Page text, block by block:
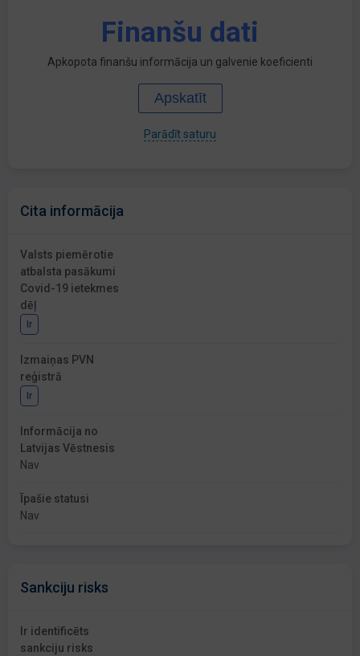
Finanšu dati
Apkopota finanšu informācija un galvenie koeficienti
Apskatīt
Parādīt saturu
Cita informācija
Valsts piemērotie
atbalsta pasākumi
Covid-19 ietekmes
dēļ
Ir
Izmaiņas PVN
reģistrā
Ir
Informācija no
Latvijas Vēstnesis
Nav
Īpašie statusi
Nav
Sankciju risks
Ir identificēts
sankciju risks